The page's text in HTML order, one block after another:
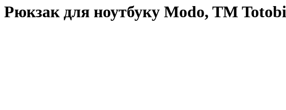
Рюкзак для ноутбуку Modo, TM Totobi